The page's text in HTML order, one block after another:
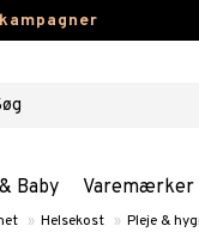
Baby Varemærker
» Helsekost » Pleje &